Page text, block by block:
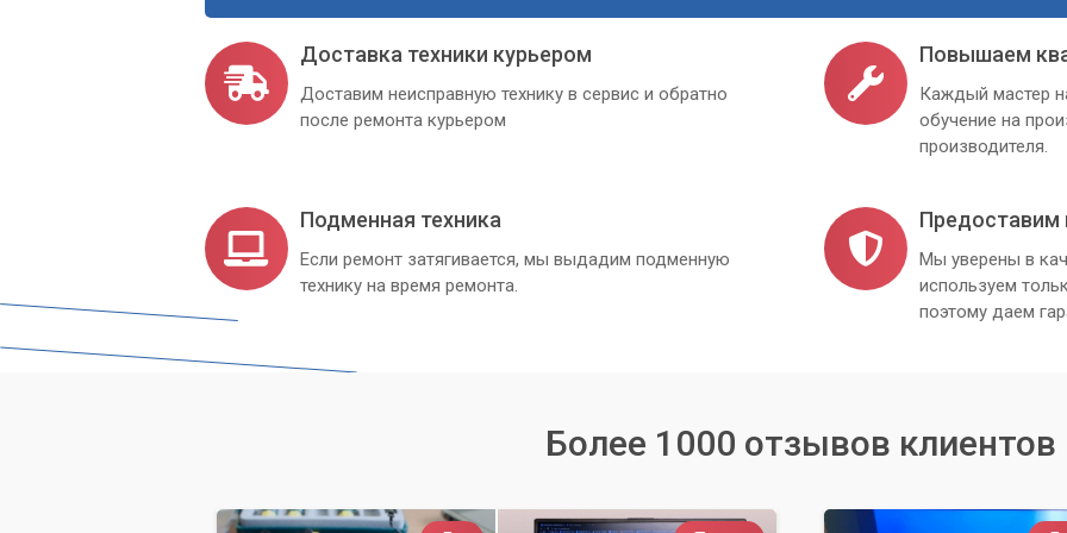
Доставка техники курьером
Доставим неисправную технику в сервис и обратно
после ремонта курьером
Повышаем
Каждый мастер
обучение на
производителя.
Подменная техника
Если ремонт затягивается, мы выдадим подменную
технику на время ремонта.
Предоставим
Мы уверены в
используем
поэтому даем
Более 1000 отзывов клиентов